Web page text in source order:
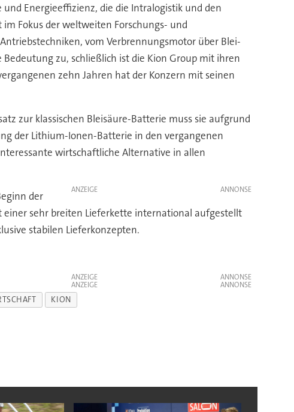
Energieeffizienz, die die Intralogistik und den
Fokus der weltweiten Forschungs- und
vom Verbrennungsmotor über Blei-
zu, schließlich ist die Kion Group mit ihren
zehn Jahren hat der Konzern mit seinen
zur klassischen Bleisäure-Batterie muss sie aufgrund
der Lithium-Ionen-Batterie in den vergangenen
wirtschaftliche Alternative in allen
ANZEIGE
der
sehr breiten Lieferkette international aufgestellt
stabilen Lieferkonzepten.
ANZEIGE
ANZEIGE
KION